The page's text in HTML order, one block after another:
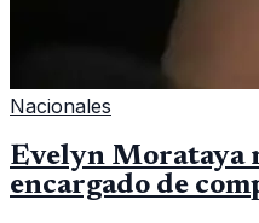
Nacionales
Evelyn Morataya
encargado de